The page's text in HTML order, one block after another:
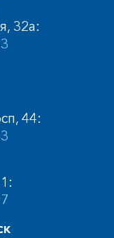
32а:
44: